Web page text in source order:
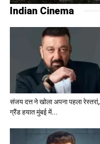
Indian Cinema
संजय दत्त ने खोला अपना पहला रेस्तरां,
ग्रैंड हयात मुंबई में...